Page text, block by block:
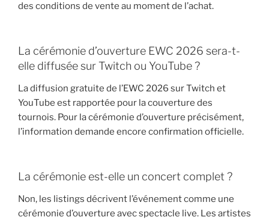
des conditions de vente au moment de l’achat.
La cérémonie d’ouverture EWC 2026 sera-t-
elle diffusée sur Twitch ou YouTube ?
La diffusion gratuite de l’EWC 2026 sur Twitch et
YouTube est rapportée pour la couverture des
tournois. Pour la cérémonie d’ouverture précisément,
l’information demande encore confirmation officielle.
La cérémonie est-elle un concert complet ?
Non, les listings décrivent l’événement comme une
cérémonie d’ouverture avec spectacle live. Les artistes